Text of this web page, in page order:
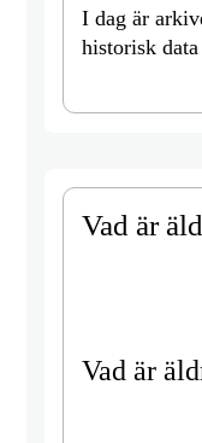
I dag är
historisk
Vad är
Vad är